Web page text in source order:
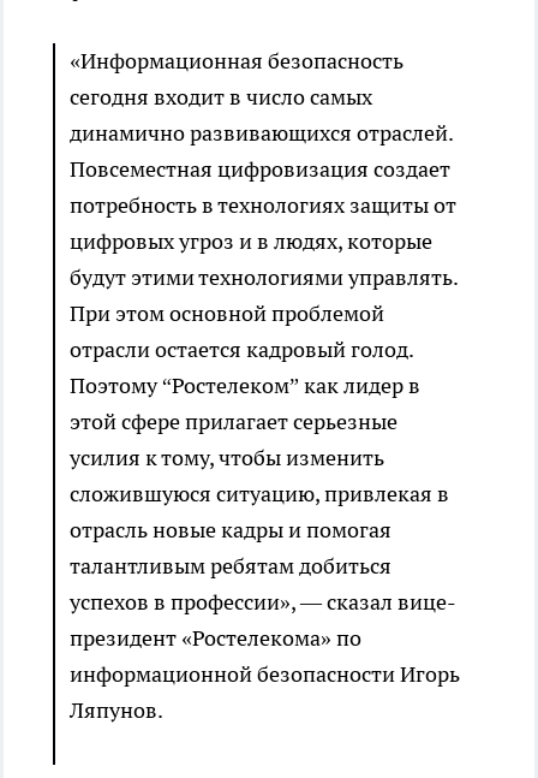
«Информационная безопасность
сегодня входит в число самых
динамично развивающихся отраслей.
Повсеместная цифровизация создает
потребность в технологиях защиты от
цифровых угроз и в людях, которые
будут этими технологиями управлять.
При этом основной проблемой
отрасли остается кадровый голод.
Поэтому “Ростелеком” как лидер в
этой сфере прилагает серьезные
усилия к тому, чтобы изменить
сложившуюся ситуацию, привлекая в
отрасль новые кадры и помогая
талантливым ребятам добиться
успехов в профессии», — сказал вице-
президент «Ростелекома» по
информационной безопасности Игорь
Ляпунов.